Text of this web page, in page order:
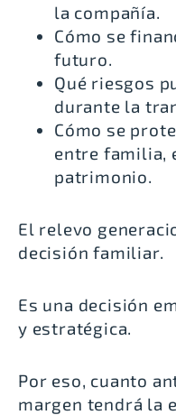
la compañía.
Cómo se
futuro.
Qué riesgos
durante la
Cómo se
entre familia,
patrimonio.
El relevo
decisión familiar.
Es una decisión
y estratégica.
Por eso, cuanto
margen tendrá la